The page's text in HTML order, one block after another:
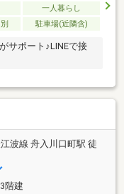
一人暮らし
駐車場(近隣含)
サポート♪LINEで接
波線 舟入川口町駅 徒
階建